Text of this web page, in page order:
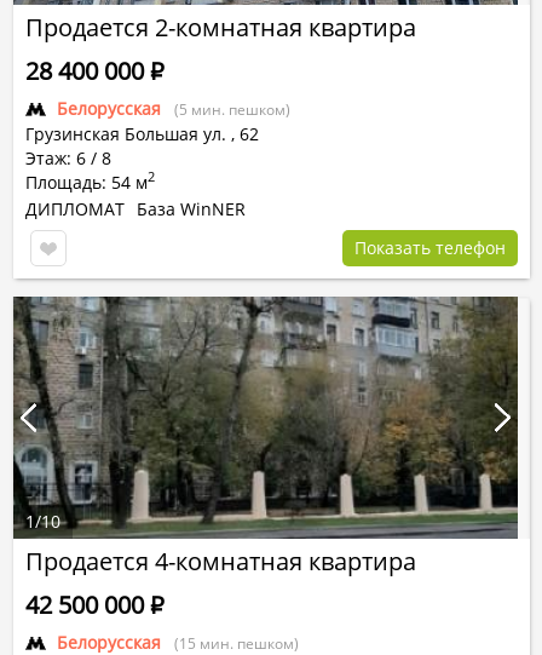
Продается 2-комнатная квартира
Белорусская (5 мин. пешком)
Грузинская Большая ул. , 62
Этаж: 6 / 8
Площадь: 54 м2
28 400 000Р
ДИПЛОМАТ База WinNER
Показать телефон
Продается 4-комнатная квартира
Белорусская (15 мин. пешком)
42 500 000Р
1/10